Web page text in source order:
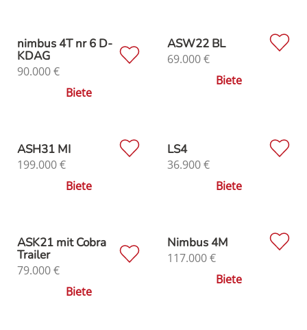
nimbus 4T nr 6 D-
KDAG
90.000€
Biete
ASW22 BL
69.000€
Biete
ASH31 MI
199.000€
Biete
LS4
36.900€
Biete
ASK21 mit Cobra
Trailer
79.000€
Biete
Nimbus 4M
117.000€
Biete